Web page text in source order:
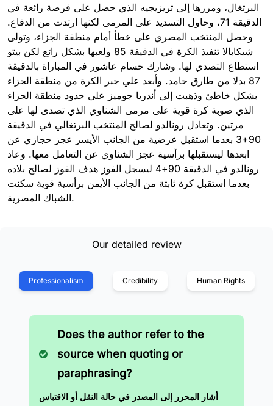
البرتغال، ومررها إلى تريزيجيه الذي حصل على فرصة رائعة في
الدقيقة 71، وحاول التسديد على المرمى لكنها ارتدت من الدفاع.
وحصل المنتخب المصري على خطأ أمام منطقة الجزاء، وتولى
شيكابالا تنفيذ الكرة في الدقيقة 85 ولعبها بشكل رائع لكن بيتو
استطاع التصدي لها. وشارك حسام عاشور في المباراة بالدقيقة
87 بدلا من طارق حامد. وأبعد علي جبر الكرة من منطقة الجزاء
بشكل خاطئ وذهبت إلى أندريا جوميز على حدود منطقة الجزاء
الذي صوبة كرة قوية على مرمى الشناوي الذي تصدى لها على
مرتين. وتعادل رونالدو لصالح المنتخب البرتغالي في الدقيقة
90+3 بعدما استقبل عرضية من الجانب الأيسر عجز حجازي عن
ابعدها ليستقبلها برأسية عجز الشناوي عن التعامل معها. وعاد
رونالدو في الدقيقة 90+4 ليسجل الفوز هدف الفوز لصالح بلاده
بعدما استقبل كرة ثابتة من الجانب الأيمن برأسية قوية سكنت
الشباك المصرية.
Our detailed review
Professionalism Credibility Human Rights
Does the author refer to the
source when quoting or
paraphrasing?
أشار المحرر إلى المصدر في حالة النقل أو الاقتباس